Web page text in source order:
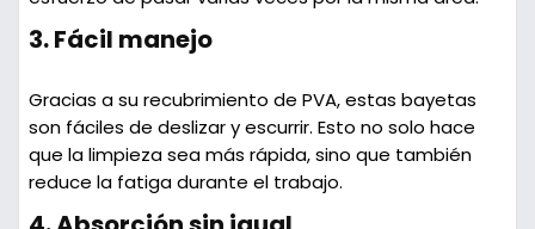
3.Fácil manejo
Gracias a su recubrimiento de PVA, estas bayetas
son fáciles de deslizar y escurrir. Esto no solo hace
que la limpieza sea más rápida, sino que también
reduce la fatiga durante el trabajo.